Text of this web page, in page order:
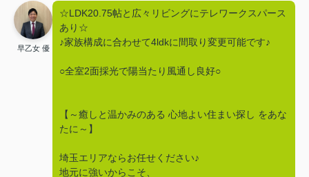
早乙女 優
☆LDK20.75帖と広々リビングにテレワークスパース
あり☆
♪家族構成に合わせて4ldkに間取り変更可能です♪
○全室2面採光で陽当たり風通し良好○
【～癒しと温かみのある 心地よい住まい探し をあな
たに～】
埼玉エリアならお任せください♪
地元に強いからこそ、